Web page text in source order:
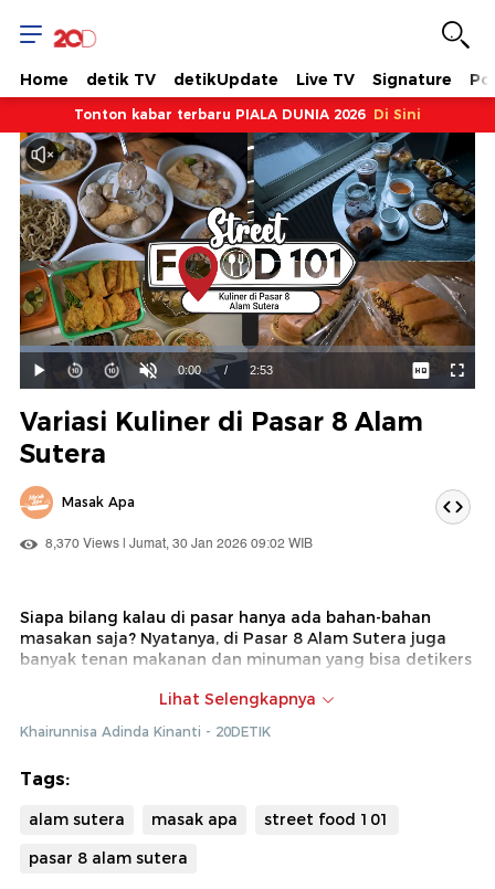
Home detik TV detikUpdate Live TV Signature
Tonton kabar terbaru PIALA DUNIA 2026 Di Sini
Mainkan
Suara
Hidup
Waktu
0:00 / Durasi
2:53
Dimuat:
36.57%
Variasi Kuliner di Pasar 8 Alam
Sutera
Masak Apa
8,370 Views | Jumat, 30 Jan 2026 09:02 WIB
Siapa bilang kalau di pasar hanya ada bahan-bahan
masakan saja? Nyatanya, di Pasar 8 Alam Sutera juga
banyak tenan makanan dan minuman yang bisa detikers
Soto Kudus Delima, Martabak 825, Bakso Koko Gepeng
dan Rumah Kopi Celebes+.
Lihat Selengkapnya
Khairunnisa Adinda Kinanti - 20DETIK
Tags:
alam sutera masak apa
street food 101
pasar 8 alam sutera